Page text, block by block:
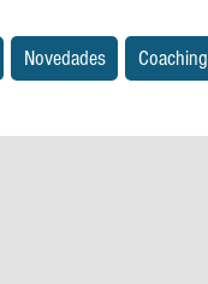
Novedades Coaching